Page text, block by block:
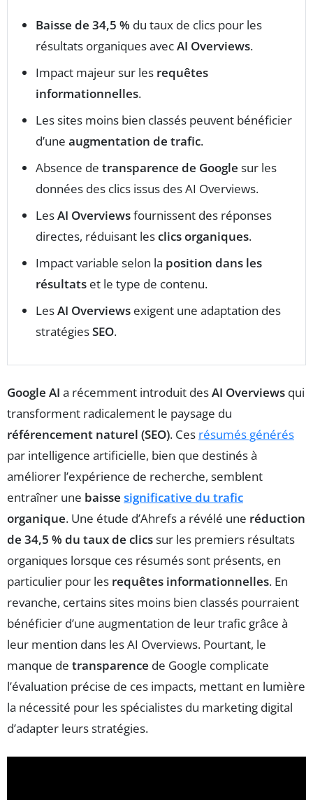
Baisse de 34,5 % du taux de clics pour les
résultats organiques avecAI Overviews.
Impact majeur sur les requêtes
informationnelles.
Les sites moins bien classés peuvent bénéficier
d’une augmentation de trafic.
Absence de transparence de Google sur les
données des clics issus des AI Overviews.
LesAI Overviewsfournissent des réponses
directes, réduisant lesclics organiques.
Impact variable selon la position dans les
résultats et le type de contenu.
LesAI Overviews exigent une adaptation des
stratégiesSEO.
Google AI a récemment introduit desAI Overviews qui
transforment radicalement le paysage du
référencement naturel (SEO). Ces résumés générés
par intelligence artificielle, bien que destinés à
améliorer l’expérience de recherche, semblent
entraîner une baisse significative du trafic
organique. Une étude d’Ahrefs a révélé une réduction
de 34,5 % du taux de clicssur les premiers résultats
organiques lorsque ces résumés sont présents, en
particulier pour les requêtes informationnelles. En
revanche, certains sites moins bien classés pourraient
bénéficier d’une augmentation de leur trafic grâce à
leur mention dans les AI Overviews. Pourtant, le
manque de transparence de Google complicate
l’évaluation précise de ces impacts, mettant en lumière
la nécessité pour les spécialistes du marketing digital
d’adapter leurs stratégies.